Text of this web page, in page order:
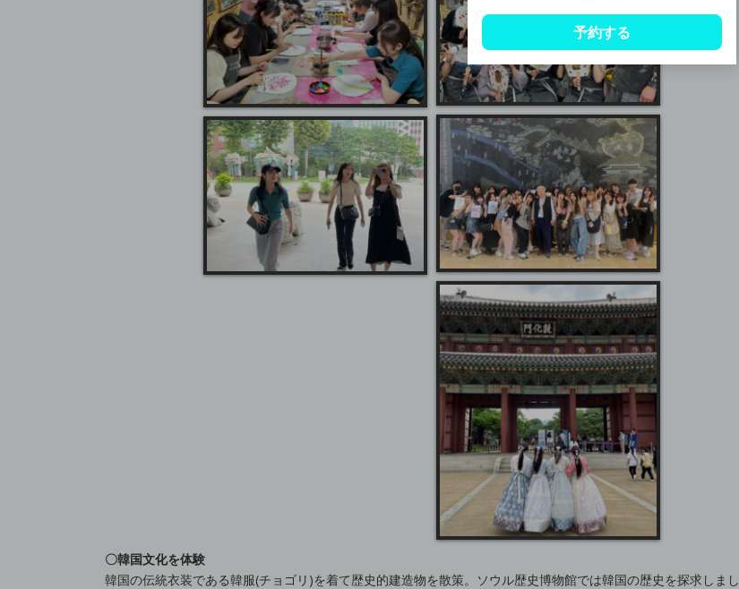
〇韓国文化を体験
韓国の伝統衣装である韓服(チョゴリ)を着て歴史的建造物を散策。ソウル歴史博物館では韓国の歴史を探求しまし
予約する